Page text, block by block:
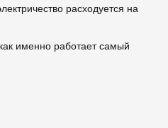
расходуется на
именно работает самый